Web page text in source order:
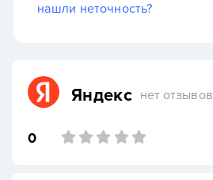
нашли неточность?
Яндекс нет отзывов
0